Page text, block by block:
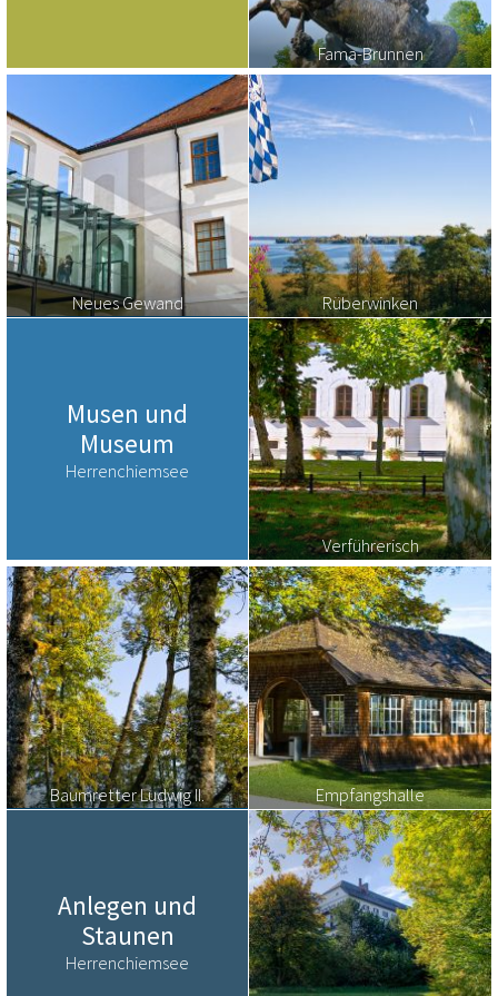
Fama-Brunnen
Neues Gewand Rüberwinken
Musen und
Museum
Herrenchiemsee
Verführerisch
Baumretter Ludwig II. Empfangshalle
Anlegen und
Staunen
Herrenchiemsee